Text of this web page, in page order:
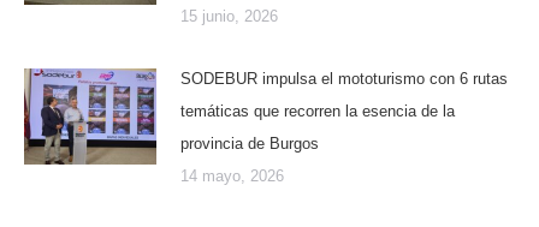
15 junio, 2026
SODEBUR impulsa el mototurismo con 6 rutas
temáticas que recorren la esencia de la
provincia de Burgos
14 mayo, 2026